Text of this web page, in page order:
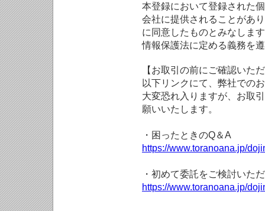
本登録において登録された
会社に提供されることがあ
に同意したものとみなしま
情報保護法に定める義務を
【お取引の前にご確認いた
以下リンクにて、弊社での
大変恐れ入りますが、お取
願いいたします。
・困ったときのQ＆A
https://www.toranoana.jp/
・初めて委託をご検討いた
https://www.toranoana.jp/